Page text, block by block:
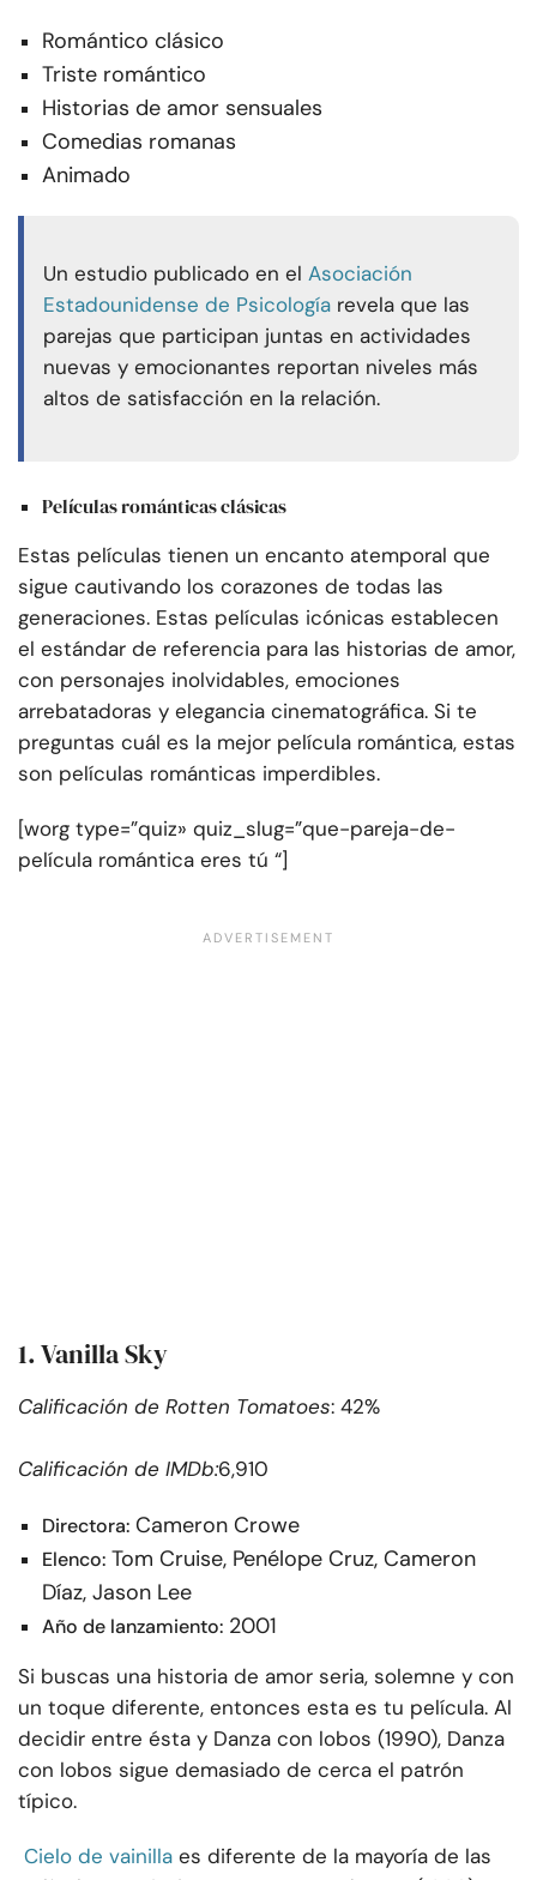
Romántico clásico
Triste romántico
Historias de amor sensuales
Comedias romanas
Animado
Un estudio publicado en el Asociación
Estadounidense de Psicología revela que las
parejas que participan juntas en actividades
nuevas y emocionantes reportan niveles más
altos de satisfacción en la relación.
Películas románticas clásicas
Estas películas tienen un encanto atemporal que
sigue cautivando los corazones de todas las
generaciones. Estas películas icónicas establecen
el estándar de referencia para las historias de amor,
con personajes inolvidables, emociones
arrebatadoras y elegancia cinematográfica. Si te
preguntas cuál es la mejor película romántica, estas
son películas románticas imperdibles.
[worg type=”quiz» quiz_slug=”que-pareja-de-
película romántica eres tú “]
1. Vanilla Sky
Calificación de Rotten Tomatoes: 42%
Calificación de IMDb:6,910
Directora: Cameron Crowe
Elenco: Tom Cruise, Penélope Cruz, Cameron
Díaz, Jason Lee
Año de lanzamiento: 2001
Si buscas una historia de amor seria, solemne y con
un toque diferente, entonces esta es tu película. Al
decidir entre ésta y Danza con lobos (1990), Danza
con lobos sigue demasiado de cerca el patrón
típico.
Cielo de vainilla es diferente de la mayoría de las